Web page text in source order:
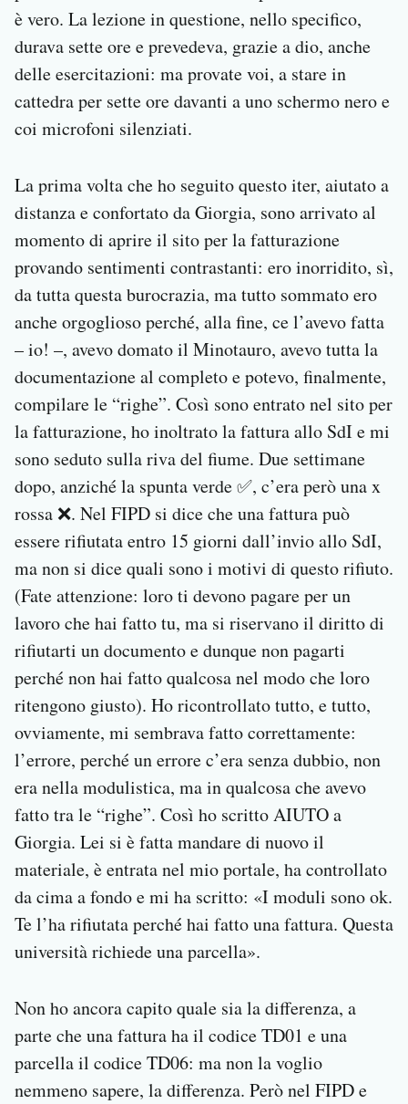
è vero. La lezione in questione, nello specifico,
durava sette ore e prevedeva, grazie a dio, anche
delle esercitazioni: ma provate voi, a stare in
cattedra per sette ore davanti a uno schermo nero e
coi microfoni silenziati.
La prima volta che ho seguito questo iter, aiutato a
distanza e confortato da Giorgia, sono arrivato al
momento di aprire il sito per la fatturazione
provando sentimenti contrastanti: ero inorridito, sì,
da tutta questa burocrazia, ma tutto sommato ero
anche orgoglioso perché, alla fine, ce l’avevo fatta
– io! –, avevo domato il Minotauro, avevo tutta la
documentazione al completo e potevo, finalmente,
compilare le “righe”. Così sono entrato nel sito per
la fatturazione, ho inoltrato la fattura allo SdI e mi
sono seduto sulla riva del fiume. Due settimane
dopo, anziché la spunta verde ✅, c’era però una x
rossa ❌. Nel FIPD si dice che una fattura può
essere rifiutata entro 15 giorni dall’invio allo SdI,
ma non si dice quali sono i motivi di questo rifiuto.
(Fate attenzione: loro ti devono pagare per un
lavoro che hai fatto tu, ma si riservano il diritto di
rifiutarti un documento e dunque non pagarti
perché non hai fatto qualcosa nel modo che loro
ritengono giusto). Ho ricontrollato tutto, e tutto,
ovviamente, mi sembrava fatto correttamente:
l’errore, perché un errore c’era senza dubbio, non
era nella modulistica, ma in qualcosa che avevo
fatto tra le “righe”. Così ho scritto AIUTO a
Giorgia. Lei si è fatta mandare di nuovo il
materiale, è entrata nel mio portale, ha controllato
da cima a fondo e mi ha scritto: «I moduli sono ok.
Te l’ha rifiutata perché hai fatto una fattura. Questa
università richiede una parcella».
Non ho ancora capito quale sia la differenza, a
parte che una fattura ha il codice TD01 e una
parcella il codice TD06: ma non la voglio
nemmeno sapere, la differenza. Però nel FIPD e